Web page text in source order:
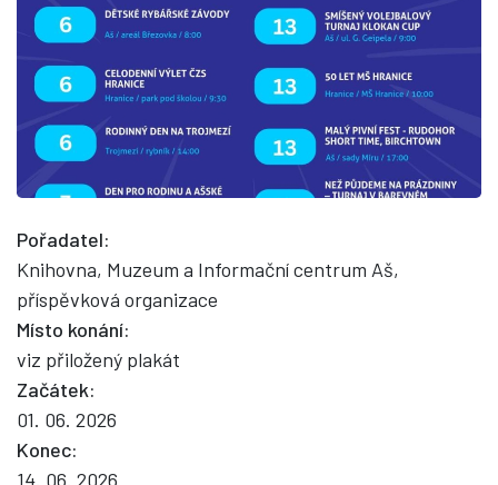
Pořadatel:
Knihovna, Muzeum a Informační centrum Aš,
příspěvková organizace
Místo konání:
viz přiložený plakát
Začátek:
01. 06. 2026
Konec:
14. 06. 2026